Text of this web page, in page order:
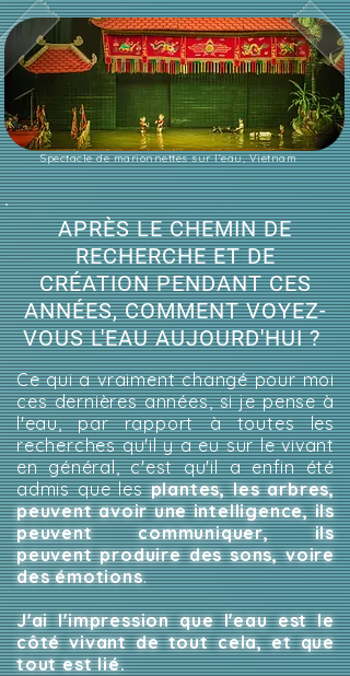
Spectacle de marionnettes sur l'eau, Vietnam
APRÈS LE CHEMIN DE
RECHERCHE ET DE
CRÉATION PENDANT CES
ANNÉES, COMMENT VOYEZ-
VOUS L'EAU AUJOURD'HUI ?
Ce qui a vraiment changé pour moi
ces dernières années, si je pense à
l'eau, par rapport à toutes les
recherches qu'il y a eu sur le vivant
en général, c'est qu'il a enfin été
admis que lesplantes, les arbres,
peuvent avoir une intelligence, ils
peuvent communiquer, ils
peuvent produire des sons, voire
des émotions.
J'ai l'impression que l'eau est le
côté vivant de tout cela, et que
tout est lié.